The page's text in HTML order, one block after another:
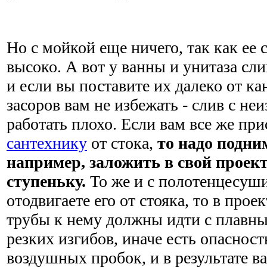
Но с мойкой еще ничего, так как ее
высоко. А вот у ванны и унитаза
и если вы поставите их далеко от
засоров вам не избежать - слив с
работать плохо. Если вам все же
сантехнику от стока, то надо
например, заложить в свой
ступеньку. То же и с
отодвигаете его от стояка, то в
трубы к нему должны идти с
резких изгибов, иначе есть
воздушных пробок, и в результате